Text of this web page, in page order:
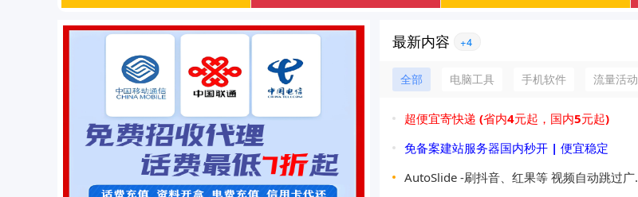
最新内容 +4
全部 电脑工具 手机软件 流量活动
超便宜寄快递 (省内4元起，国内5元起)
免备案建站服务器国内秒开 | 便宜稳定
AutoSlide -刷抖音、红果等 视频自动跳过广告 OCR智能识别 v2.6.0